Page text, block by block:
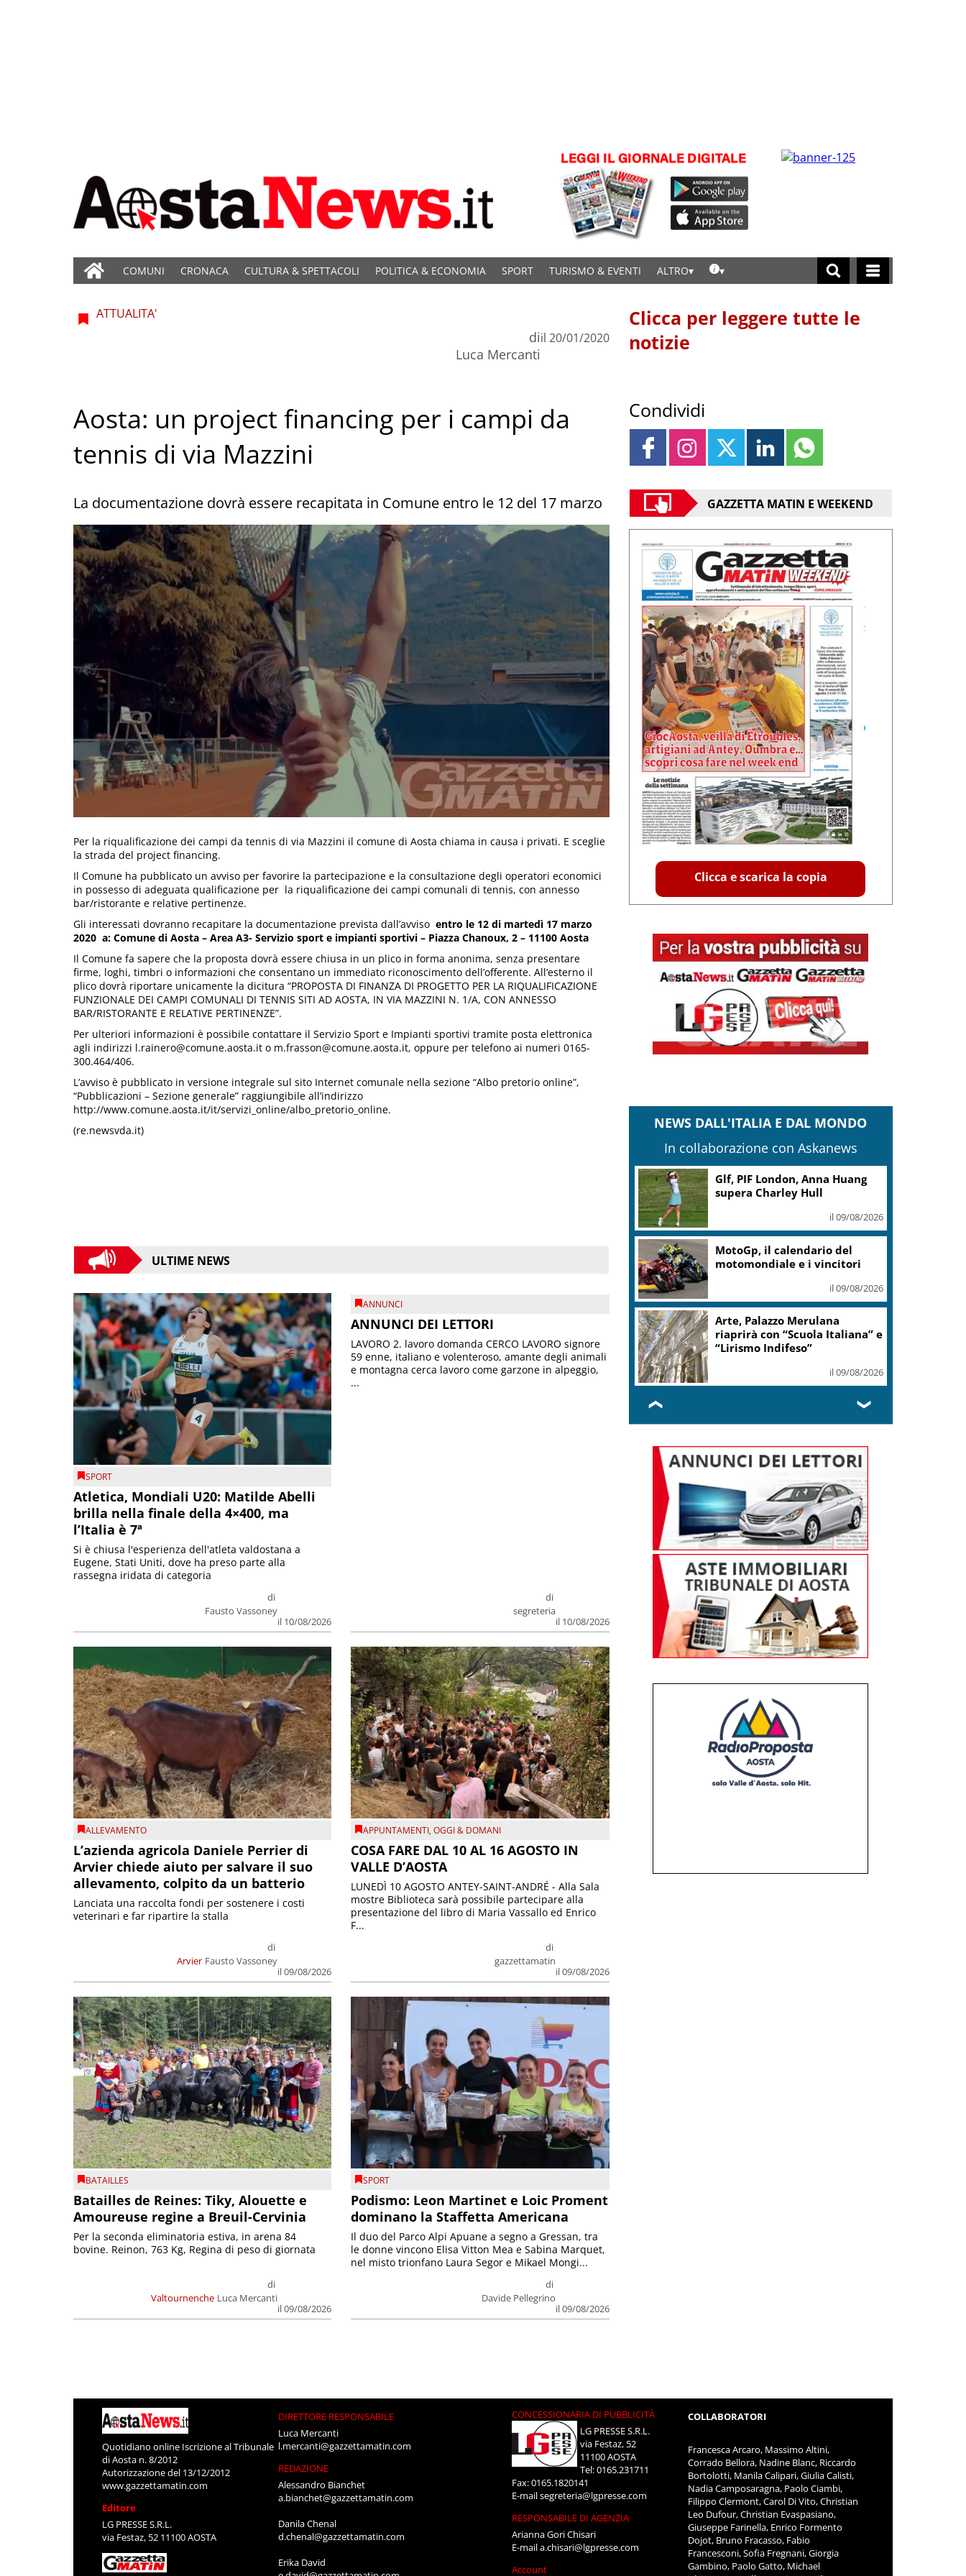
COMUNI CRONACA CULTURA & SPETTACOLI POLITICA & ECONOMIA SPORT TURISMO & EVENTI ALTRO
ATTUALITA'
di
Luca Mercanti
il 20/01/2020
Aosta: un project financing per i campi da
tennis di via Mazzini
La documentazione dovrà essere recapitata in Comune entro le 12 del 17 marzo
Per la riqualificazione dei campi da tennis di via Mazzini il comune di Aosta chiama in causa i privati. E sceglie
la strada del project financing.
Il Comune ha pubblicato un avviso per favorire la partecipazione e la consultazione degli operatori economici
in possesso di adeguata qualificazione per la riqualificazione dei campi comunali di tennis, con annesso
bar/ristorante e relative pertinenze.
Gli interessati dovranno recapitare la documentazione prevista dall’avviso entro le 12 di martedì 17 marzo
2020 a: Comune di Aosta – Area A3- Servizio sport e impianti sportivi – Piazza Chanoux, 2 – 11100 Aosta
Il Comune fa sapere che la proposta dovrà essere chiusa in un plico in forma anonima, senza presentare
firme, loghi, timbri o informazioni che consentano un immediato riconoscimento dell’offerente. All’esterno il
plico dovrà riportare unicamente la dicitura “PROPOSTA DI FINANZA DI PROGETTO PER LA RIQUALIFICAZIONE
FUNZIONALE DEI CAMPI COMUNALI DI TENNIS SITI AD AOSTA, IN VIA MAZZINI N. 1/A, CON ANNESSO
BAR/RISTORANTE E RELATIVE PERTINENZE”.
Per ulteriori informazioni è possibile contattare il Servizio Sport e Impianti sportivi tramite posta elettronica
agli indirizzi l.rainero@comune.aosta.it o m.frasson@comune.aosta.it, oppure per telefono ai numeri 0165-
300.464/406.
L’avviso è pubblicato in versione integrale sul sito Internet comunale nella sezione “Albo pretorio online”,
“Pubblicazioni – Sezione generale” raggiungibile all’indirizzo
http://www.comune.aosta.it/it/servizi_online/albo_pretorio_online.
(re.newsvda.it)
ULTIME NEWS
SPORT
Atletica, Mondiali U20: Matilde Abelli
brilla nella finale della 4×400, ma
l’Italia è 7ª
di
Fausto Vassoney
il 10/08/2026
Si è chiusa l'esperienza dell'atleta valdostana a
Eugene, Stati Uniti, dove ha preso parte alla
rassegna iridata di categoria
ANNUNCI
ANNUNCI DEI LETTORI
di
segreteria
il 10/08/2026
LAVORO 2. lavoro domanda CERCO LAVORO signore
59 enne, italiano e volenteroso, amante degli animali
e montagna cerca lavoro come garzone in alpeggio,
...
ALLEVAMENTO
L’azienda agricola Daniele Perrier di
Arvier chiede aiuto per salvare il suo
allevamento, colpito da un batterio
Arvier
di
Fausto Vassoney
il 09/08/2026
Lanciata una raccolta fondi per sostenere i costi
veterinari e far ripartire la stalla
APPUNTAMENTI,OGGI & DOMANI
COSA FARE DAL 10 AL 16 AGOSTO IN
VALLE D’AOSTA
di
gazzettamatin
il 09/08/2026
LUNEDÌ 10 AGOSTO ANTEY-SAINT-ANDRÉ - Alla Sala
mostre Biblioteca sarà possibile partecipare alla
presentazione del libro di Maria Vassallo ed Enrico
F...
BATAILLES
Batailles de Reines: Tiky, Alouette e
Amoureuse regine a Breuil-Cervinia
Valtournenche
di
Luca Mercanti
il 09/08/2026
Per la seconda eliminatoria estiva, in arena 84
bovine. Reinon, 763 Kg, Regina di peso di giornata
SPORT
Podismo: Leon Martinet e Loic Proment
dominano la Staffetta Americana
di
Davide Pellegrino
il 09/08/2026
Il duo del Parco Alpi Apuane a segno a Gressan, tra
le donne vincono Elisa Vitton Mea e Sabina Marquet,
nel misto trionfano Laura Segor e Mikael Mongi...
Clicca per leggere tutte le
notizie
Condividi
GAZZETTA MATIN E WEEKEND
Clicca e scarica la copia
NEWS DALL'ITALIA E DAL MONDO
In collaborazione con Askanews
Glf, PIF London, Anna Huang
supera Charley Hull
il 09/08/2026
MotoGp, il calendario del
motomondiale e i vincitori
il 09/08/2026
Arte, Palazzo Merulana
riaprirà con “Scuola Italiana” e
“Lirismo Indifeso”
il 09/08/2026
❮ ❯
Quotidiano online Iscrizione al Tribunale
di Aosta n. 8/2012
Autorizzazione del 13/12/2012
www.gazzettamatin.com
Editore
LG PRESSE S.R.L.
via Festaz, 52 11100 AOSTA
DIRETTORE RESPONSABILE
Luca Mercanti
l.mercanti@gazzettamatin.com
REDAZIONE
Alessandro Bianchet
a.bianchet@gazzettamatin.com
Danila Chenal
d.chenal@gazzettamatin.com
Erika David
CONCESSIONARIA DI PUBBLICITÀ
LG PRESSE S.R.L.
via Festaz, 52
11100 AOSTA
Tel: 0165.231711
Fax: 0165.1820141
E-mailsegreteria@lgpresse.com
RESPONSABILE DI AGENZIA
Arianna Gori Chisari
E-maila.chisari@lgpresse.com
Account
COLLABORATORI
Francesca Arcaro, Massimo Altini,
Corrado Bellora, Nadine Blanc, Riccardo
Bortolotti, Manila Calipari, Giulia Calisti,
Nadia Camposaragna, Paolo Ciambi,
Filippo Clermont, Carol Di Vito, Christian
Leo Dufour, Christian Evaspasiano,
Giuseppe Farinella, Enrico Formento
Dojot, Bruno Fracasso, Fabio
Francesconi, Sofia Fregnani, Giorgia
Gambino, Paolo Gatto, Michael